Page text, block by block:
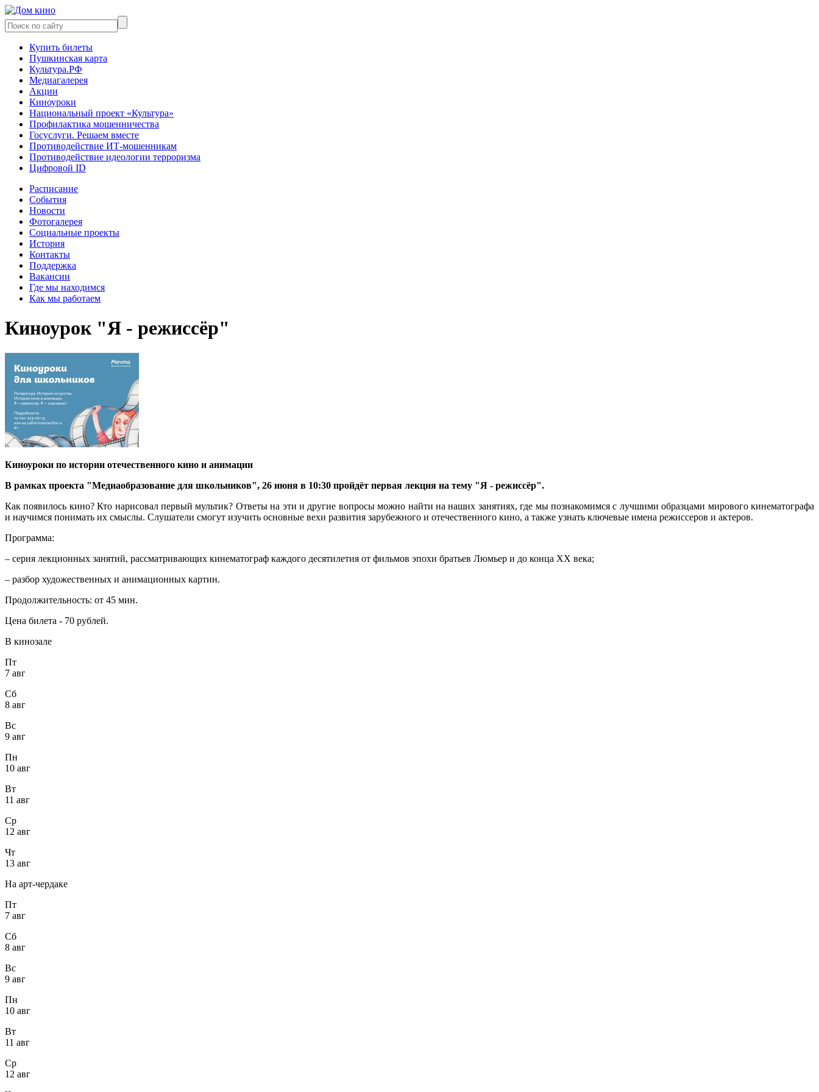
Купить билеты
Пушкинская карта
Культура.РФ
Медиагалерея
Акции
Киноуроки
Национальный проект «Культура»
Профилактика мошенничества
Госуслуги. Решаем вместе
Противодействие ИТ-мошенникам
Противодействие идеологии терроризма
Цифровой ID
Расписание
События
Новости
Фотогалерея
Социальные проекты
История
Контакты
Поддержка
Вакансии
Где мы находимся
Как мы работаем
Киноурок "Я - режиссёр"
Киноуроки по истории отечественного кино и анимации
В рамках проекта "Медиаобразование для школьников", 26 июня в 10:30 пройдёт первая лекция на тему "Я - режиссёр".
Как появилось кино? Кто нарисовал первый мультик? Ответы на эти и другие вопросы можно найти на наших занятиях, где мы познакомимся с лучшими образцами мирового кинематографа
и научимся понимать их смыслы. Слушатели смогут изучить основные вехи развития зарубежного и отечественного кино, а также узнать ключевые имена режиссеров и актеров.
Программа:
– серия лекционных занятий, рассматривающих кинематограф каждого десятилетия от фильмов эпохи братьев Люмьер и до конца ХХ века;
– разбор художественных и анимационных картин.
Продолжительность: от 45 мин.
Цена билета - 70 рублей.
В кинозале
Пт
7 авг
Сб
8 авг
Вс
9 авг
Пн
10 авг
Вт
11 авг
Ср
12 авг
Чт
13 авг
На арт-чердаке
Пт
7 авг
Сб
8 авг
Вс
9 авг
Пн
10 авг
Вт
11 авг
Ср
12 авг